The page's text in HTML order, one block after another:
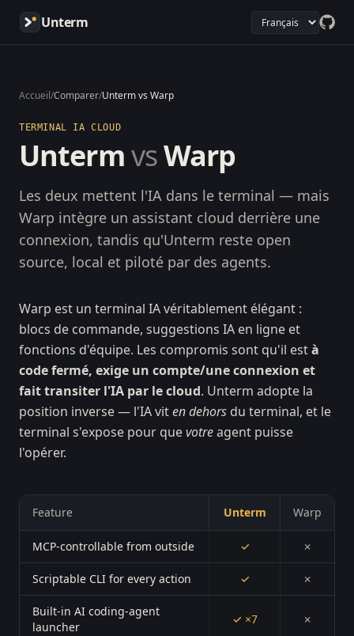
Unterm
Accueil/Comparer/Unterm vs Warp
TERMINAL IA CLOUD
UntermvsWarp
Les deux mettent l'IA dans le terminal — mais
Warp intègre un assistant cloud derrière une
connexion, tandis qu'Unterm reste open
source, local et piloté par des agents.
Warp est un terminal IA véritablement élégant :
blocs de commande, suggestions IA en ligne et
fonctions d'équipe. Les compromis sont qu'il està
code fermé, exige un compte/une connexion et
fait transiter l'IA par le cloud. Unterm adopte la
position inverse — l'IA viten dehors du terminal, et le
terminal s'expose pour quevotreagent puisse
l'opérer.
Feature Unterm Warp
MCP-controllable from outside ✓ ✗
Scriptable CLI for every action ✓ ✗
Built-in AI coding-agent
launcher
✓ ×7 ✗